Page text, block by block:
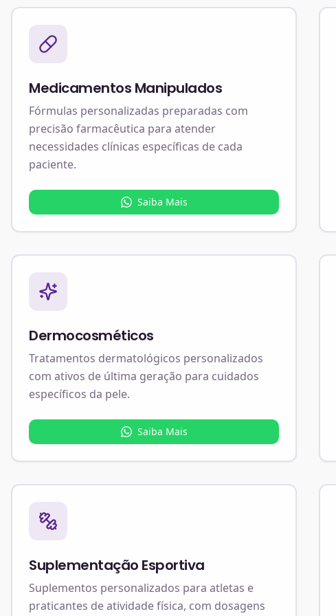
Medicamentos Manipulados
Fórmulas personalizadas preparadas com
precisão farmacêutica para atender
necessidades clínicas específicas de cada
paciente.
Saiba Mais
Dermocosméticos
Tratamentos dermatológicos personalizados
com ativos de última geração para cuidados
específicos da pele.
Saiba Mais
Suplementação Esportiva
Suplementos personalizados para atletas e
praticantes de atividade física, com dosagens